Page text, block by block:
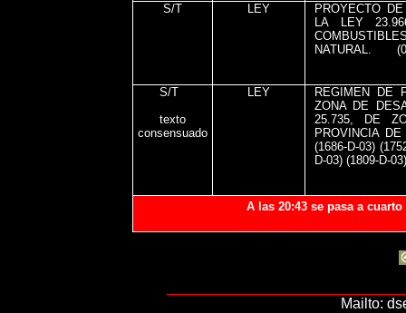
S/T LEY
PROYECTO
LA LEY
NATURAL.
S/T
texto
consensuado
LEY
REGIMEN DE
ZONA DE
25.735, DE
PROVINCIA
(1686-D-03)
D-03) (1809-D-
A las 20:43 se pasa a
Mailto: